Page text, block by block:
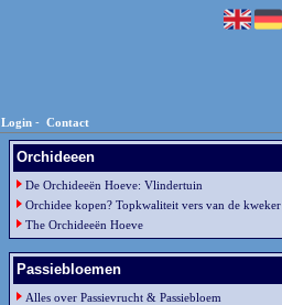
Login - Contact
Orchideeen
De Orchideeën Hoeve: Vlindertuin
Orchidee kopen? Topkwaliteit vers van de kweker
The Orchideeën Hoeve
Passiebloemen
Alles over Passievrucht & Passiebloem